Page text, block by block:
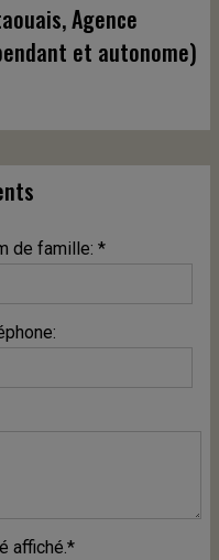
, Agence
et autonome)
de famille: *
affiché.*